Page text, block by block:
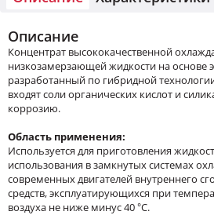
Описание
Концентрат высококачественной
низкозамерзающей жидкости на основе
разработанный по гибридной
входят соли органических кислот и
коррозию.
Область применения:
Используется для приготовления
использования в замкнутых системах
современных двигателей внутреннего
средств, эксплуатирующихся при
воздуха не ниже минус 40 °С.